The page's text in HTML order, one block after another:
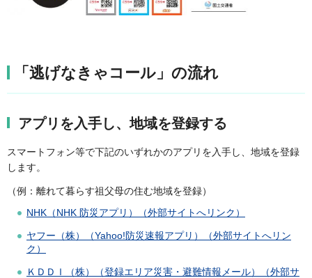
「逃げなきゃコール」の流れ
アプリを入手し、地域を登録する
スマートフォン等で下記のいずれかのアプリを入手し、地域を登録
します。
（例：離れて暮らす祖父母の住む地域を登録）
NHK（NHK 防災アプリ）（外部サイトへリンク）
ヤフー（株）（Yahoo!防災速報アプリ）（外部サイトへリン
ク）
ＫＤＤＩ（株）（登録エリア災害・避難情報メール）（外部サ